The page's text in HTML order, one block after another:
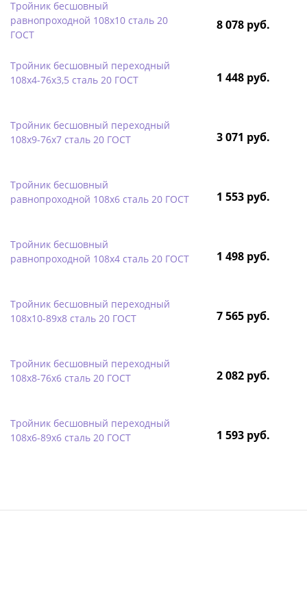
Тройник бесшовный
равнопроходной 108х10 сталь 20
ГОСТ
8 078 руб.
Тройник бесшовный переходный
108х4-76х3,5 сталь 20 ГОСТ
1 448 руб.
Тройник бесшовный переходный
108х9-76х7 сталь 20 ГОСТ
3 071 руб.
Тройник бесшовный
равнопроходной 108х6 сталь 20 ГОСТ
1 553 руб.
Тройник бесшовный
равнопроходной 108х4 сталь 20 ГОСТ
1 498 руб.
Тройник бесшовный переходный
108х10-89х8 сталь 20 ГОСТ
7 565 руб.
Тройник бесшовный переходный
108х8-76х6 сталь 20 ГОСТ
2 082 руб.
Тройник бесшовный переходный
108х6-89х6 сталь 20 ГОСТ
1 593 руб.